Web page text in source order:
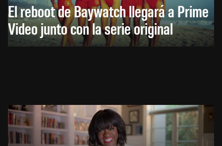
El reboot de Baywatch llegará a Prime
Video junto con la serie original